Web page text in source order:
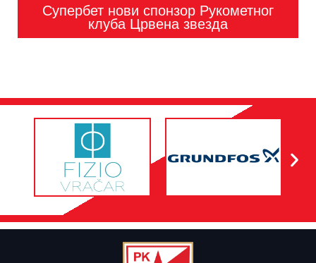
Супербет нови спонзор Рукометног
клуба Црвена звезда